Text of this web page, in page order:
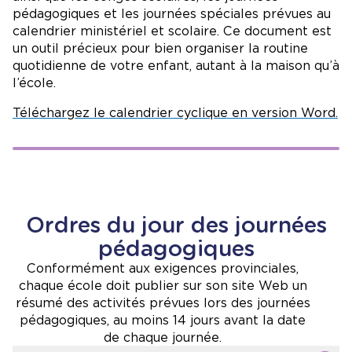
classe
12 h 15 à 13 h 15: Bloc 4 d’enseignement et
d’apprentissage
13 h 15 à 13 h 30: Récréation
13 h 30 à 14 h 30: Bloc 5 d’enseignement et
d’apprentissage
pédagogiques et les journées spéciales prévues au
calendrier ministériel et scolaire. Ce document est
un outil précieux pour bien organiser la routine
quotidienne de votre enfant, autant à la maison qu’à
l’école.
Téléchargez le calendrier cyclique en version Word.
Ordres du jour des journées
pédagogiques
Conformément aux exigences provinciales,
chaque école doit publier sur son site Web un
résumé des activités prévues lors des journées
pédagogiques, au moins 14 jours avant la date
de chaque journée.